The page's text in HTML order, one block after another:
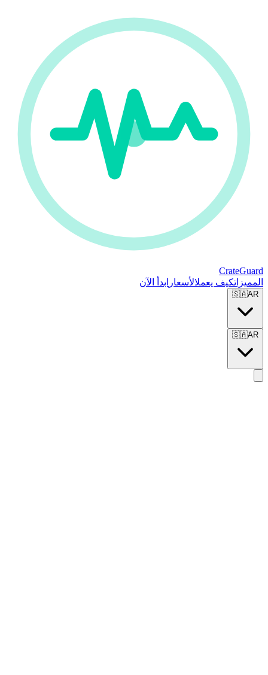
CrateGuard
المميزاتكيف يعملالأسعار ابدأ الآن
🇸🇦AR
🇸🇦AR